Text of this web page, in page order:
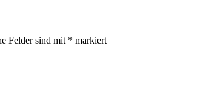
Felder sind mit * markiert